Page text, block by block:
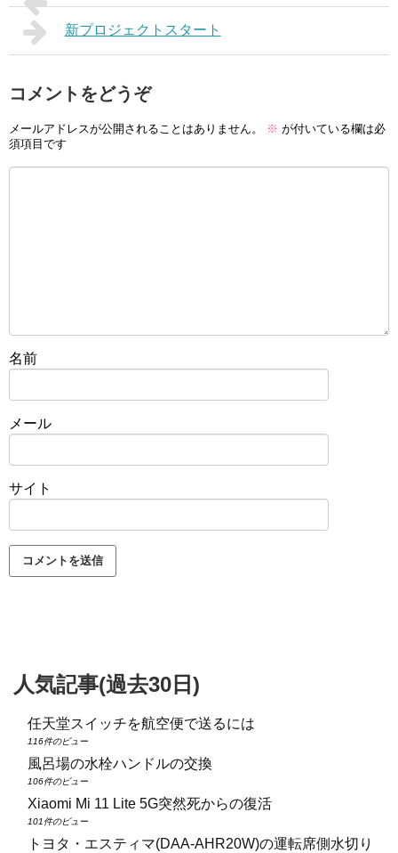
新プロジェクトスタート
コメントをどうぞ
メールアドレスが公開されることはありません。 ※ が付いている欄は必
須項目です
名前
メール
サイト
人気記事(過去30日)
任天堂スイッチを航空便で送るには
116件のビュー
風呂場の水栓ハンドルの交換
106件のビュー
Xiaomi Mi 11 Lite 5G突然死からの復活
101件のビュー
トヨタ・エスティマ(DAA‑AHR20W)の運転席側水切り